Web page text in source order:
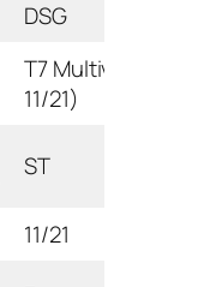
DSG
T7 Multivan (ab
11/21)
ST
11/21